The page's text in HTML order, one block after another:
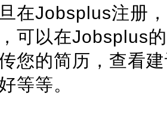
在Jobsplus注册
可以在Jobsplus
您的简历，查看
等等。